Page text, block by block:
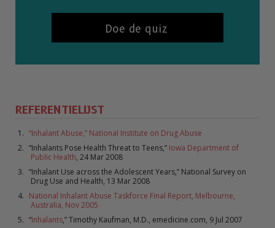
Doe de quiz
REFERENTIELIJST
“Inhalant Abuse,” National Institute on Drug Abuse
“Inhalants Pose Health Threat to Teens,” Iowa Department of
Public Health, 24 Mar 2008
“Inhalant Use across the Adolescent Years,” National Survey on
Drug Use and Health, 13 Mar 2008
National Inhalant Abuse Taskforce Final Report, Melbourne,
Australia, Nov 2005
“Inhalants,” Timothy Kaufman, M.D., emedicine.com, 9 Jul 2007